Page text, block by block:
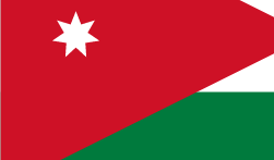
بعنوان
دوسية شرح اللغة
ف1
، وهو جزء من الموارد التعليمية
للعام الدراسي